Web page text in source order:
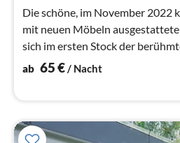
Die schöne, im November 2022
mit neuen Möbeln
sich im ersten Stock der
Künstler- und Kurort...
ab 65€ / Nacht